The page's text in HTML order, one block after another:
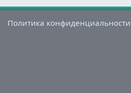
Политика конфиденциальности